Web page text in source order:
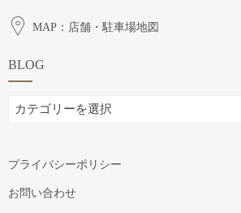
MAP：店舗・駐車場地図
BLOG
BLOG
プライバシーポリシー
お問い合わせ